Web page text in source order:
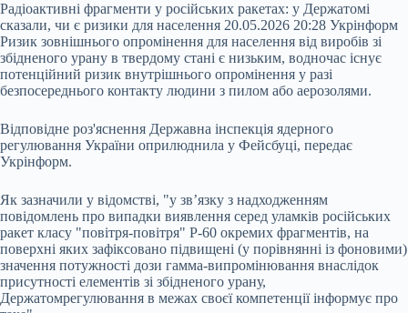
Радіоактивні фрагменти у російських ракетах: у Держатомі
сказали, чи є ризики для населення 20.05.2026 20:28 Укрінформ
Ризик зовнішнього опромінення для населення від виробів зі
збідненого урану в твердому стані є низьким, водночас існує
потенційний ризик внутрішнього опромінення у разі
безпосереднього контакту людини з пилом або аерозолями.
Відповідне роз'яснення Державна інспекція ядерного
регулювання України оприлюднила у Фейсбуці, передає
Укрінформ.
Як зазначили у відомстві, "у зв’язку з надходженням
повідомлень про випадки виявлення серед уламків російських
ракет класу "повітря-повітря" Р-60 окремих фрагментів, на
поверхні яких зафіксовано підвищені (у порівнянні із фоновими)
значення потужності дози гамма-випромінювання внаслідок
присутності елементів зі збідненого урану,
Держатомрегулювання в межах своєї компетенції інформує про